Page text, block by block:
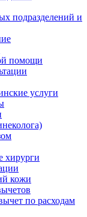
подразделений и
помощи
услуги
хирурги
кожи
по расходам